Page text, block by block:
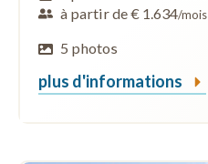
à partir de € 1.634/mois
5 photos
plus d'informations